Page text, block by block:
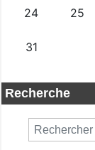
Recherche